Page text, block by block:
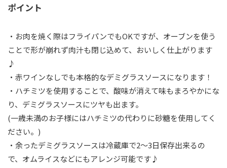
ポイント
・お肉を焼く際はフライパンでもOKですが、オーブンを使う
ことで形が崩れず肉汁も閉じ込めて、おいしく仕上がります
♪
・赤ワインなしでも本格的なデミグラスソースになります！
・ハチミツを使用することで、酸味が消えて味もまろやかにな
り、デミグラスソースにツヤも出ます。
(一歳未満のお子様にはハチミツの代わりに砂糖を使用してく
ださい。)
・余ったデミグラスソースは冷蔵庫で2～3日保存出来るの
で、オムライスなどにもアレンジ可能です♪